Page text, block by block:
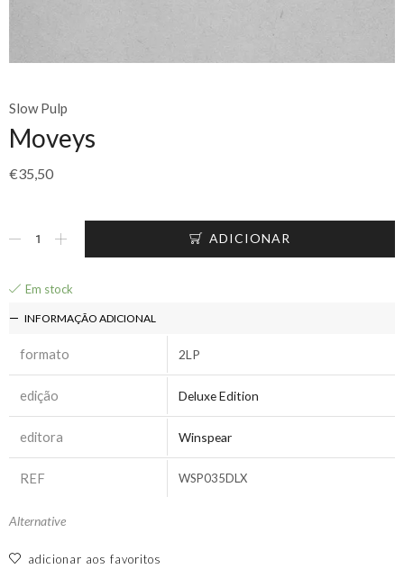
Slow Pulp
Moveys
€35,50
ADICIONAR
Em stock
INFORMAÇÃO ADICIONAL
formato 2LP
edição Deluxe Edition
editora Winspear
REF WSP035DLX
Alternative
adicionar aos favoritos